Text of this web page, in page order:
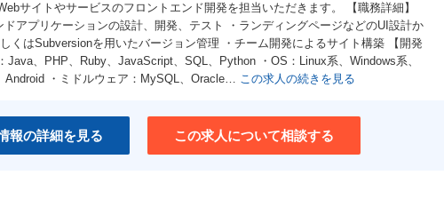
サイトやサービスのフロントエンド開発を担当いただきます。 【職務詳細】
ドアプリケーションの設計、開発、テスト ・ランディングページなどのUI設計か
くはSubversionを用いたバージョン管理 ・チーム開発によるサイト構築 【開発
Java、PHP、Ruby、JavaScript、SQL、Python ・OS：Linux系、Windows系、
Android ・ミドルウェア：MySQL、Oracle… この求人の続きを見る
報の詳細を見る この求人について相談する